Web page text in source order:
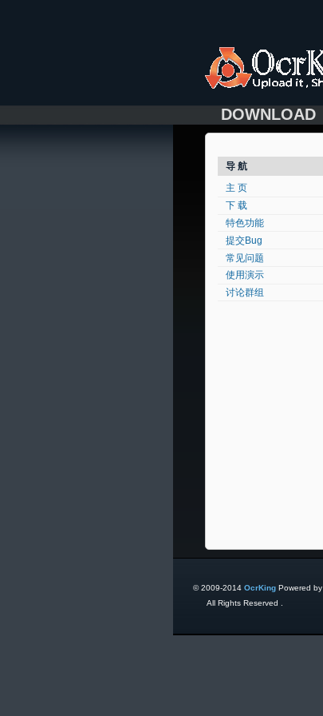
DOWNLOAD
导 航
主 页
下 载
特色功能
提交Bug
常见问题
使用演示
讨论群组
© 2009-2014 OcrKing Powered by
All Rights Reserved .